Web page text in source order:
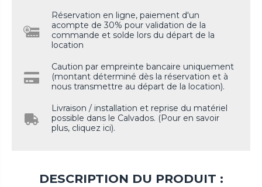
Réservation en ligne, paiement d'un
acompte de 30% pour validation de la
commande et solde lors du départ de la
location
Caution par empreinte bancaire uniquement
(montant déterminé dès la réservation et à
nous transmettre au départ de la location).
Livraison / installation et reprise du matériel
possible dans le Calvados. (Pour en savoir
plus, cliquez ici).
DESCRIPTION DU PRODUIT :